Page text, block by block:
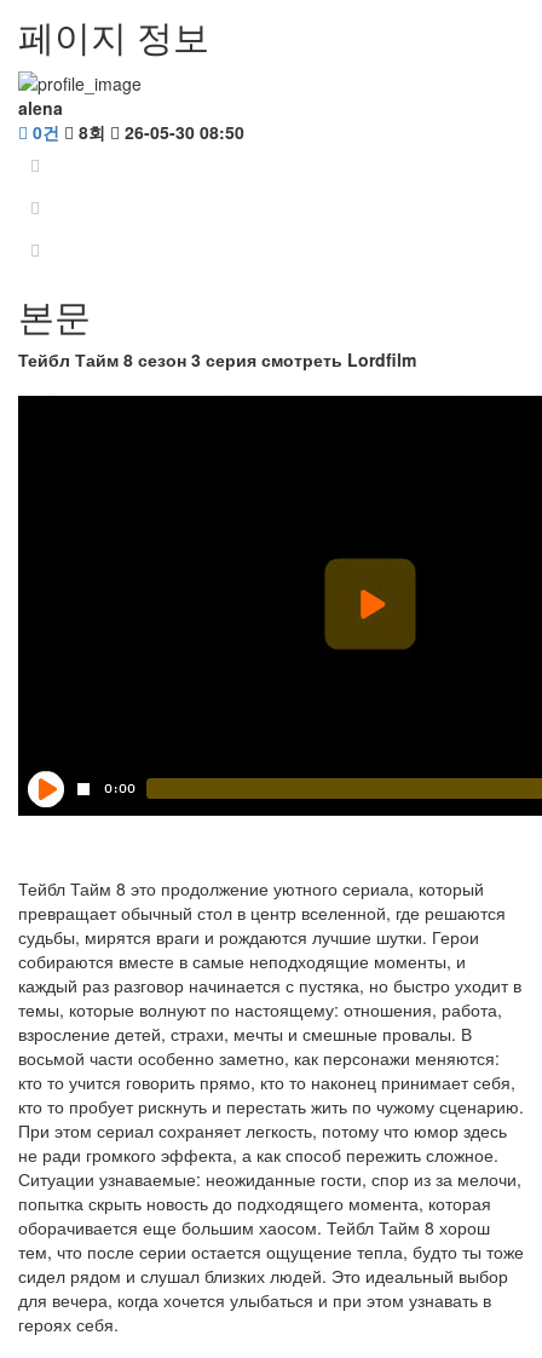
페이지 정보
alena
0건
8회 26-05-30 08:50
본문
Тейбл Тайм 8 сезон 3 серия смотреть Lordfilm
Тейбл Тайм 8 это продолжение уютного сериала, который
превращает обычный стол в центр вселенной, где решаются
судьбы, мирятся враги и рождаются лучшие шутки. Герои
собираются вместе в самые неподходящие моменты, и
каждый раз разговор начинается с пустяка, но быстро уходит в
темы, которые волнуют по настоящему: отношения, работа,
взросление детей, страхи, мечты и смешные провалы. В
восьмой части особенно заметно, как персонажи меняются:
кто то учится говорить прямо, кто то наконец принимает себя,
кто то пробует рискнуть и перестать жить по чужому сценарию.
При этом сериал сохраняет легкость, потому что юмор здесь
не ради громкого эффекта, а как способ пережить сложное.
Ситуации узнаваемые: неожиданные гости, спор из за мелочи,
попытка скрыть новость до подходящего момента, которая
оборачивается еще большим хаосом. Тейбл Тайм 8 хорош
тем, что после серии остается ощущение тепла, будто ты тоже
сидел рядом и слушал близких людей. Это идеальный выбор
для вечера, когда хочется улыбаться и при этом узнавать в
героях себя.